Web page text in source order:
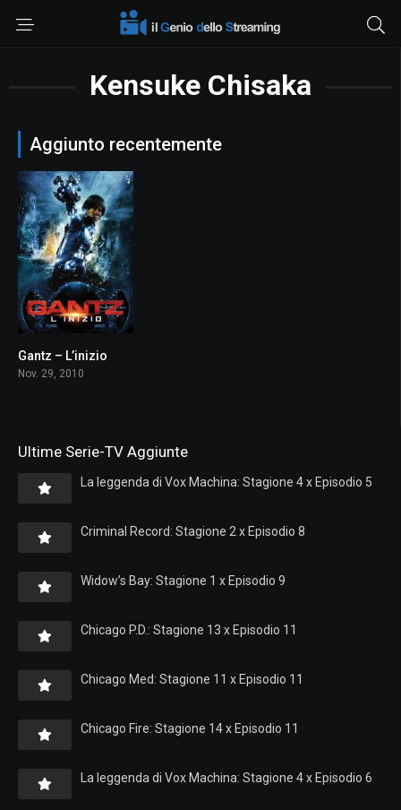
Kensuke Chisaka
Aggiunto recentemente
Gantz – L’inizio
Nov. 29, 2010
Ultime Serie-TV Aggiunte
La leggenda di Vox Machina: Stagione 4 x Episodio 5
Criminal Record: Stagione 2 x Episodio 8
Widow’s Bay: Stagione 1 x Episodio 9
Chicago P.D.: Stagione 13 x Episodio 11
Chicago Med: Stagione 11 x Episodio 11
Chicago Fire: Stagione 14 x Episodio 11
La leggenda di Vox Machina: Stagione 4 x Episodio 6